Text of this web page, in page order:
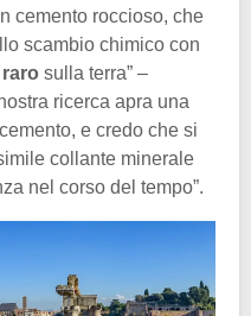
cemento roccioso, che
scambio chimico con
sulla terra” –
ricerca apra una
e credo che si
collante minerale
nel corso del tempo”.